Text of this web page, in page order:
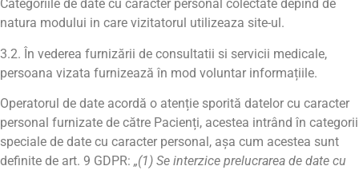
Categoriile de date cu caracter personal colectate depind de
natura modului in care vizitatorul utilizeaza site-ul.
3.2. În vederea furnizării de consultatii si servicii medicale,
persoana vizata furnizează în mod voluntar informațiile.
Operatorul de date acordă o atenție sporită datelor cu caracter
personal furnizate de către Pacienți, acestea intrând în categorii
speciale de date cu caracter personal, așa cum acestea sunt
definite de art. 9 GDPR: „(1) Se interzice prelucrarea de date cu